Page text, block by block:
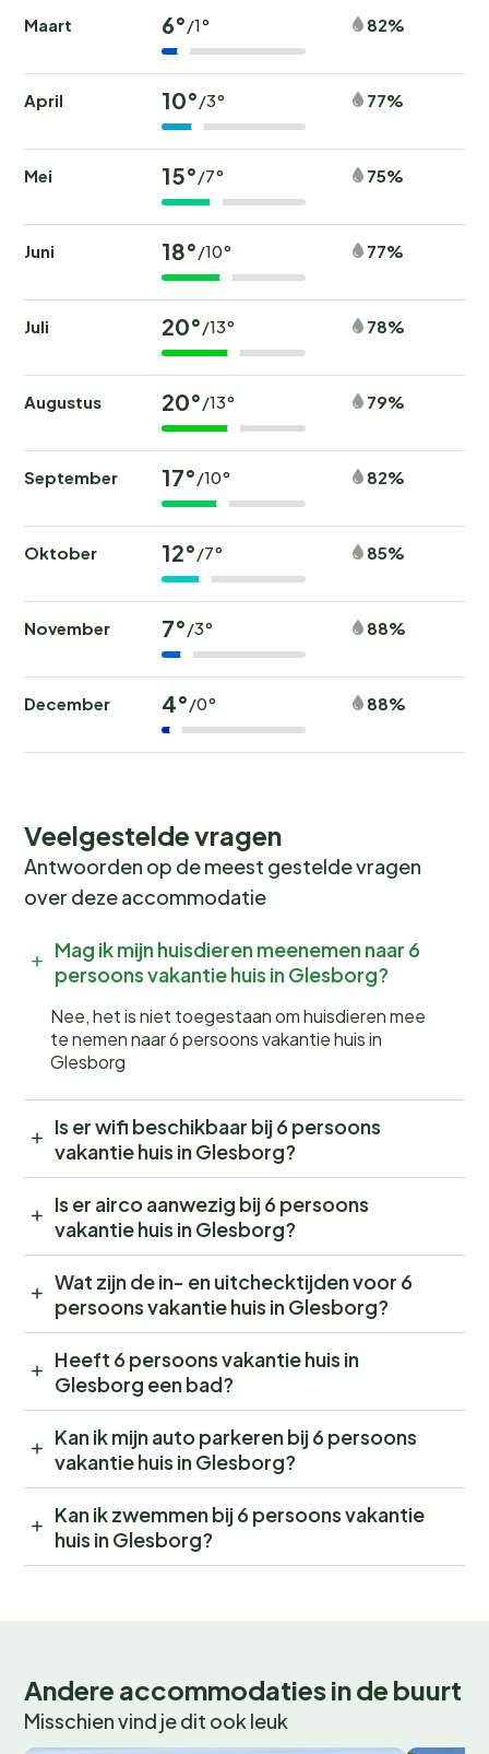
Maart 6°/1° 82%
April 10°/3° 77%
Mei 15°/7° 75%
Juni 18°/10° 77%
Juli 20°/13° 78%
Augustus 20°/13° 79%
September 17°/10° 82%
Oktober 12°/7° 85%
November 7°/3° 88%
December 4°/0° 88%
Veelgestelde vragen
Antwoorden op de meest gestelde vragen
over deze accommodatie
Mag ik mijn huisdieren meenemen naar 6
persoons vakantie huis in Glesborg?
Nee, het is niet toegestaan om huisdieren mee
te nemen naar 6 persoons vakantie huis in
Glesborg
Is er wifi beschikbaar bij 6 persoons
vakantie huis in Glesborg?
Is er airco aanwezig bij 6 persoons
vakantie huis in Glesborg?
Wat zijn de in- en uitchecktijden voor 6
persoons vakantie huis in Glesborg?
Heeft 6 persoons vakantie huis in
Glesborg een bad?
Kan ik mijn auto parkeren bij 6 persoons
vakantie huis in Glesborg?
Kan ik zwemmen bij 6 persoons vakantie
huis in Glesborg?
Andere accommodaties in de buurt
Misschien vind je dit ook leuk